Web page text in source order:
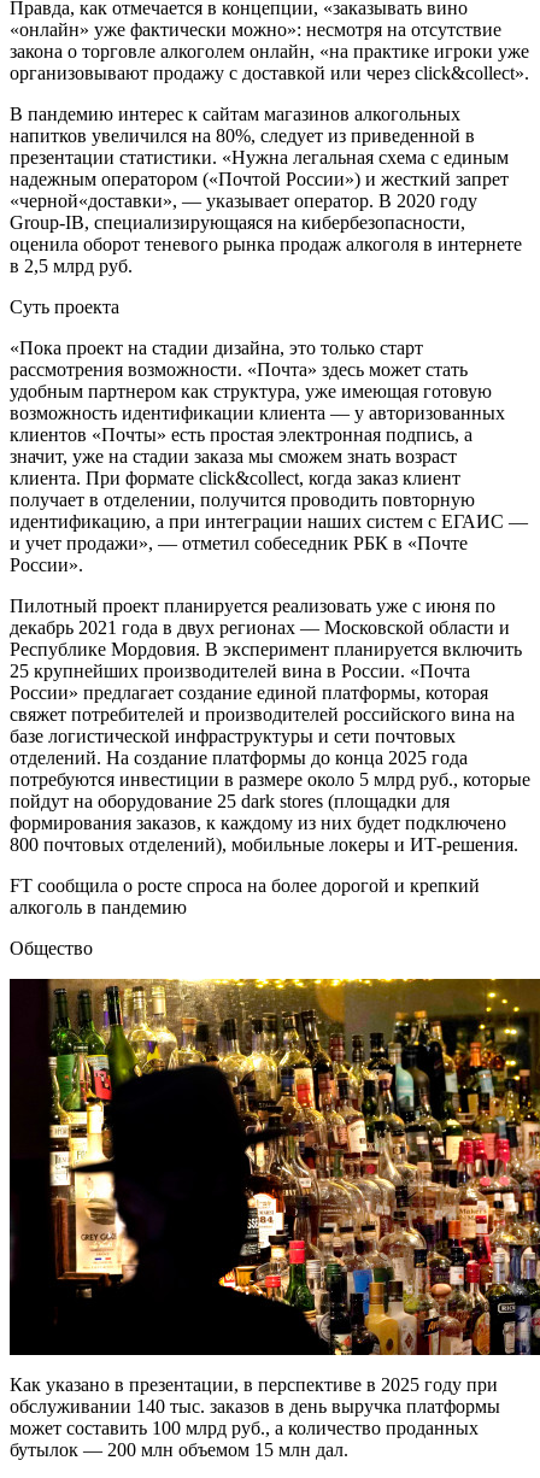
Правда, как отмечается в концепции, «заказывать вино
«онлайн» уже фактически можно»: несмотря на отсутствие
закона о торговле алкоголем онлайн, «на практике игроки уже
организовывают продажу с доставкой или через click&collect».
В пандемию интерес к сайтам магазинов алкогольных
напитков увеличился на 80%, следует из приведенной в
презентации статистики. «Нужна легальная схема с единым
надежным оператором («Почтой России») и жесткий запрет
«черной«доставки», — указывает оператор. В 2020 году
Group-IB, специализирующаяся на кибербезопасности,
оценила оборот теневого рынка продаж алкоголя в интернете
в 2,5 млрд руб.
Суть проекта
«Пока проект на стадии дизайна, это только старт
рассмотрения возможности. «Почта» здесь может стать
удобным партнером как структура, уже имеющая готовую
возможность идентификации клиента — у авторизованных
клиентов «Почты» есть простая электронная подпись, а
значит, уже на стадии заказа мы сможем знать возраст
клиента. При формате click&collect, когда заказ клиент
получает в отделении, получится проводить повторную
идентификацию, а при интеграции наших систем с ЕГАИС —
и учет продажи», — отметил собеседник РБК в «Почте
России».
Пилотный проект планируется реализовать уже с июня по
декабрь 2021 года в двух регионах — Московской области и
Республике Мордовия. В эксперимент планируется включить
25 крупнейших производителей вина в России. «Почта
России» предлагает создание единой платформы, которая
свяжет потребителей и производителей российского вина на
базе логистической инфраструктуры и сети почтовых
отделений. На создание платформы до конца 2025 года
потребуются инвестиции в размере около 5 млрд руб., которые
пойдут на оборудование 25 dark stores (площадки для
формирования заказов, к каждому из них будет подключено
800 почтовых отделений), мобильные локеры и ИТ-решения.
FT сообщила о росте спроса на более дорогой и крепкий
алкоголь в пандемию
Общество
Как указано в презентации, в перспективе в 2025 году при
обслуживании 140 тыс. заказов в день выручка платформы
может составить 100 млрд руб., а количество проданных
бутылок — 200 млн объемом 15 млн дал.